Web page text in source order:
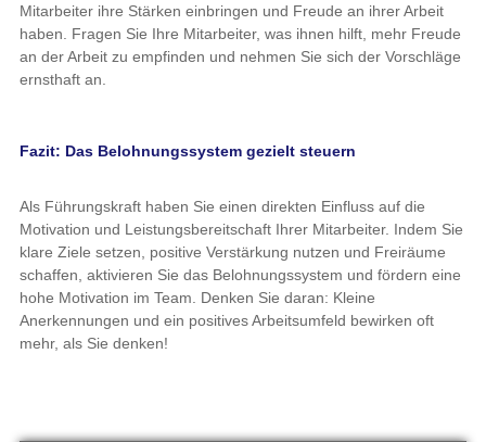
Mitarbeiter ihre Stärken einbringen und Freude an ihrer Arbeit
haben. Fragen Sie Ihre Mitarbeiter, was ihnen hilft, mehr Freude
an der Arbeit zu empfinden und nehmen Sie sich der Vorschläge
ernsthaft an.
Fazit: Das Belohnungssystem gezielt steuern
Als Führungskraft haben Sie einen direkten Einfluss auf die
Motivation und Leistungsbereitschaft Ihrer Mitarbeiter. Indem Sie
klare Ziele setzen, positive Verstärkung nutzen und Freiräume
schaffen, aktivieren Sie das Belohnungssystem und fördern eine
hohe Motivation im Team. Denken Sie daran: Kleine
Anerkennungen und ein positives Arbeitsumfeld bewirken oft
mehr, als Sie denken!